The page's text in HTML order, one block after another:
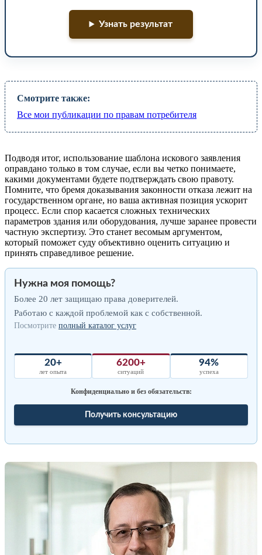
Узнать результат
Смотрите также:
Все мои публикации по правам потребителя
Подводя итог, использование шаблона искового заявления
оправдано только в том случае, если вы четко понимаете,
какими документами будете подтверждать свою правоту.
Помните, что бремя доказывания законности отказа лежит на
государственном органе, но ваша активная позиция ускорит
процесс. Если спор касается сложных технических
параметров здания или оборудования, лучше заранее провести
частную экспертизу. Это станет весомым аргументом,
который поможет суду объективно оценить ситуацию и
принять справедливое решение.
Нужна моя помощь?
Более 20 лет защищаю права доверителей.
Работаю с каждой проблемой как с собственной.
Посмотрите полный каталог услуг
20+
лет опыта
6200+
ситуаций
94%
успеха
Конфиденциально и без обязательств:
Получить консультацию